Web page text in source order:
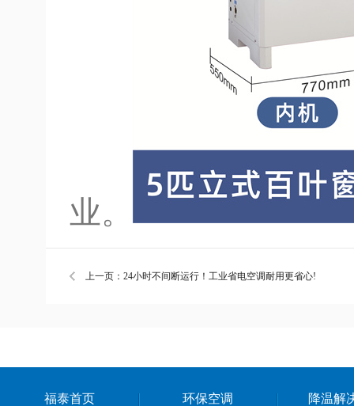
业。
上一页：24小时不间断运行！工业省电空调耐用更省心!
福泰首页 环保空调 降温解